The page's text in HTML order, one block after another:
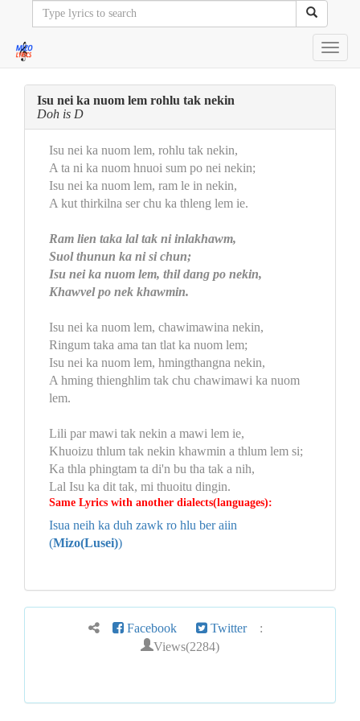
Isu nei ka nuom lem rohlu tak nekin
Doh is D
Isu nei ka nuom lem, rohlu tak nekin,
A ta ni ka nuom hnuoi sum po nei nekin;
Isu nei ka nuom lem, ram le in nekin,
A kut thirkilna ser chu ka thleng lem ie.
Ram lien taka lal tak ni inlakhawm,
Suol thunun ka ni si chun;
Isu nei ka nuom lem, thil dang po nekin,
Khawvel po nek khawmin.
Isu nei ka nuom lem, chawimawina nekin,
Ringum taka ama tan tlat ka nuom lem;
Isu nei ka nuom lem, hmingthangna nekin,
A hming thienghlim tak chu chawimawi ka nuom
lem.
Lili par mawi tak nekin a mawi lem ie,
Khuoizu thlum tak nekin khawmin a thlum lem si;
Ka thla phingtam ta di'n bu tha tak a nih,
Lal Isu ka dit tak, mi thuoitu dingin.
Same Lyrics with another dialects(languages):
Isua neih ka duh zawk ro hlu ber aiin
(Mizo(Lusei))
Facebook Twitter :
Views(2284)